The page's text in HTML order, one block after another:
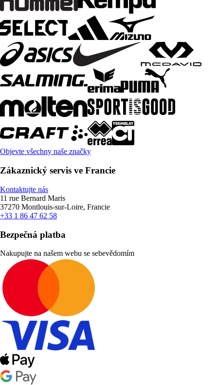
Objevte všechny naše značky
Zákaznický servis ve Francie
Kontaktujte nás
11 rue Bernard Maris
37270 Montlouis-sur-Loire, Francie
+33 1 86 47 62 58
Bezpečná platba
Nakupujte na našem webu se sebevědomím